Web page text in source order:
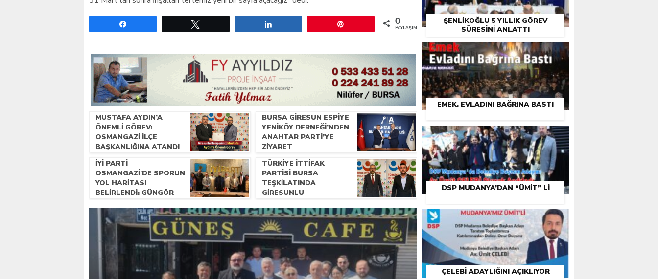
0
PAYLAŞIMLAR
MUSTAFA AYDIN’A
ÖNEMLI GÖREV:
OSMANGAZI İLÇE
BAŞKANLIĞINA ATANDI
BURSA GIRESUN ESPIYE
YENIKÖY DERNEĞI’NDEN
ANAHTAR PARTI’YE
ZIYARET
İYİ PARTI
OSMANGAZI’DE SPORUN
YOL HARITASI
BELIRLENDI: GÜNGÖR
ÇALIŞMALAR BAŞLADI
TÜRKIYE İTTIFAK
PARTISI BURSA
TEŞKILATINDA
GIRESUNLU
ÖNEMLI GÖREV
ŞENLIKOĞLU 5 YILLIK GÖREV
SÜRESINI ANLATTI
EMEK, EVLADINI BAĞRINA BASTI
DSP MUDANYA’DAN “ÜMIT” LI
ÇELEBI ADAYLIĞINI AÇIKLIYOR